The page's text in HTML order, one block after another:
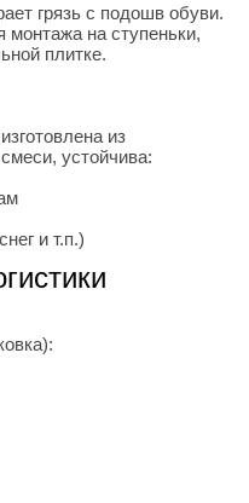
грязь с подошв обуви.
на ступеньки,
плитке.
из
устойчива:
и т.п.)